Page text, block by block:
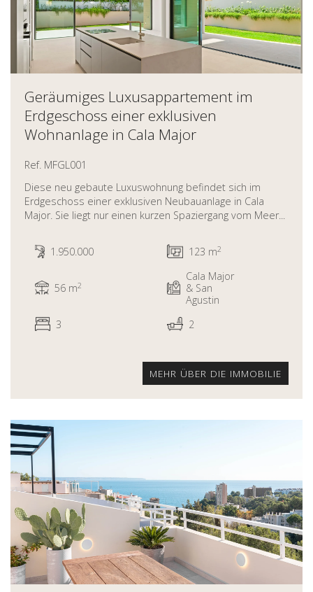
Geräumiges Luxusappartement im
Erdgeschoss einer exklusiven
Wohnanlage in Cala Major
Ref. MFGL001
Diese neu gebaute Luxuswohnung befindet sich im
Erdgeschoss einer exklusiven Neubauanlage in Cala
Major. Sie liegt nur einen kurzen Spaziergang vom Meer...
1.950.000 123 m2
56 m2
Cala Major
& San
Agustin
3
2
MEHR ÜBER DIE IMMOBILIE